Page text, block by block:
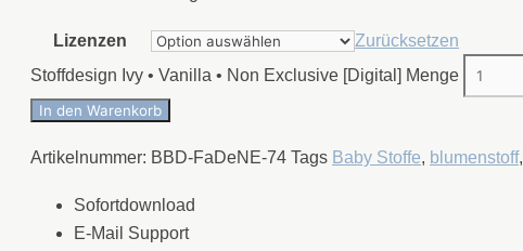
Lizenzen
Zurücksetzen
Stoffdesign Ivy • Vanilla • Non Exclusive [Digital] Menge
In den Warenkorb
Artikelnummer: BBD-FaDeNE-74 Tags Baby Stoffe, blumenstoff,
Sofortdownload
E-Mail Support